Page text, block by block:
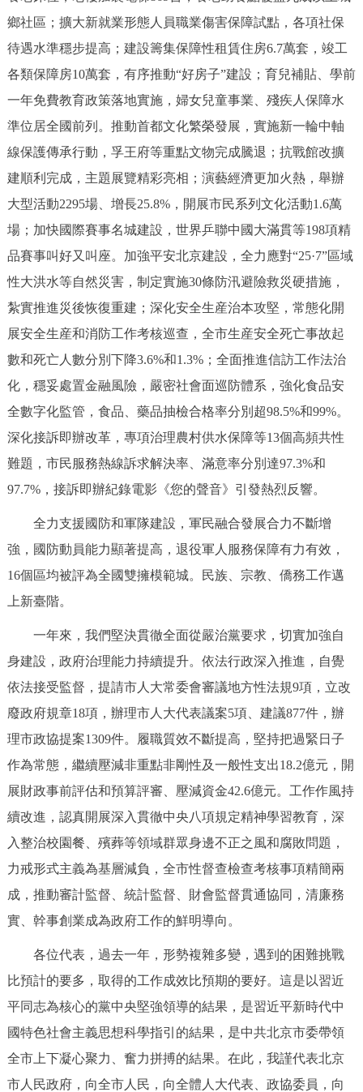
鄉社區；擴大新就業形態人員職業傷害保障試點，各項社保
待遇水準穩步提高；建設籌集保障性租賃住房6.7萬套，竣工
各類保障房10萬套，有序推動“好房子”建設；育兒補貼、學前
一年免費教育政策落地實施，婦女兒童事業、殘疾人保障水
準位居全國前列。推動首都文化繁榮發展，實施新一輪中軸
線保護傳承行動，孚王府等重點文物完成騰退；抗戰館改擴
建順利完成，主題展覽精彩亮相；演藝經濟更加火熱，舉辦
大型活動2295場、增長25.8%，開展市民系列文化活動1.6萬
場；加快國際賽事名城建設，世界乒聯中國大滿貫等198項精
品賽事叫好又叫座。加強平安北京建設，全力應對“25·7”區域
性大洪水等自然災害，制定實施30條防汛避險救災硬措施，
紮實推進災後恢復重建；深化安全生産治本攻堅，常態化開
展安全生産和消防工作考核巡查，全市生産安全死亡事故起
數和死亡人數分別下降3.6%和1.3%；全面推進信訪工作法治
化，穩妥處置金融風險，嚴密社會面巡防體系，強化食品安
全數字化監管，食品、藥品抽檢合格率分別超98.5%和99%。
深化接訴即辦改革，專項治理農村供水保障等13個高頻共性
難題，市民服務熱線訴求解決率、滿意率分別達97.3%和
97.7%，接訴即辦紀錄電影《您的聲音》引發熱烈反響。
全力支援國防和軍隊建設，軍民融合發展合力不斷增
強，國防動員能力顯著提高，退役軍人服務保障有力有效，
16個區均被評為全國雙擁模範城。民族、宗教、僑務工作邁
上新臺階。
一年來，我們堅決貫徹全面從嚴治黨要求，切實加強自
身建設，政府治理能力持續提升。依法行政深入推進，自覺
依法接受監督，提請市人大常委會審議地方性法規9項，立改
廢政府規章18項，辦理市人大代表議案5項、建議877件，辦
理市政協提案1309件。履職質效不斷提高，堅持把過緊日子
作為常態，繼續壓減非重點非剛性及一般性支出18.2億元，開
展財政事前評估和預算評審、壓減資金42.6億元。工作作風持
續改進，認真開展深入貫徹中央八項規定精神學習教育，深
入整治校園餐、殯葬等領域群眾身邊不正之風和腐敗問題，
力戒形式主義為基層減負，全市性督查檢查考核事項精簡兩
成，推動審計監督、統計監督、財會監督貫通協同，清廉務
實、幹事創業成為政府工作的鮮明導向。
各位代表，過去一年，形勢複雜多變，遇到的困難挑戰
比預計的要多，取得的工作成效比預期的要好。這是以習近
平同志為核心的黨中央堅強領導的結果，是習近平新時代中
國特色社會主義思想科學指引的結果，是中共北京市委帶領
全市上下凝心聚力、奮力拼搏的結果。在此，我謹代表北京
市人民政府，向全市人民，向全體人大代表、政協委員，向